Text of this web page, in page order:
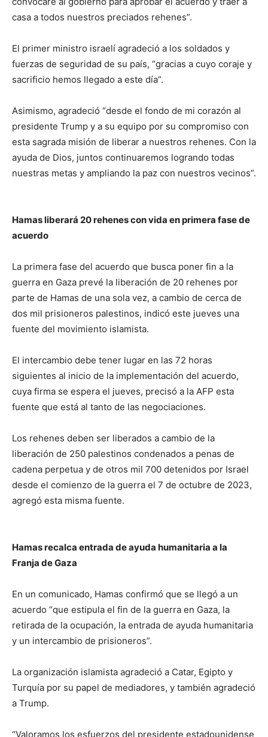
casa a todos nuestros preciados rehenes”.
El primer ministro israelí agradeció a los soldados y
fuerzas de seguridad de su país, “gracias a cuyo coraje y
sacrificio hemos llegado a este día”.
Asimismo, agradeció “desde el fondo de mi corazón al
presidente Trump y a su equipo por su compromiso con
esta sagrada misión de liberar a nuestros rehenes. Con la
ayuda de Dios, juntos continuaremos logrando todas
nuestras metas y ampliando la paz con nuestros vecinos”.
Hamas liberará 20 rehenes con vida en primera fase de
acuerdo
La primera fase del acuerdo que busca poner fin a la
guerra en Gaza prevé la liberación de 20 rehenes por
parte de Hamas de una sola vez, a cambio de cerca de
dos mil prisioneros palestinos, indicó este jueves una
fuente del movimiento islamista.
El intercambio debe tener lugar en las 72 horas
siguientes al inicio de la implementación del acuerdo,
cuya firma se espera el jueves, precisó a la AFP esta
fuente que está al tanto de las negociaciones.
Los rehenes deben ser liberados a cambio de la
liberación de 250 palestinos condenados a penas de
cadena perpetua y de otros mil 700 detenidos por Israel
desde el comienzo de la guerra el 7 de octubre de 2023,
agregó esta misma fuente.
Hamas recalca entrada de ayuda humanitaria a la
Franja de Gaza
En un comunicado, Hamas confirmó que se llegó a un
acuerdo “que estipula el fin de la guerra en Gaza, la
retirada de la ocupación, la entrada de ayuda humanitaria
y un intercambio de prisioneros”.
La organización islamista agradeció a Catar, Egipto y
Turquía por su papel de mediadores, y también agradeció
a Trump.
“Valoramos los esfuerzos del presidente estadounidense